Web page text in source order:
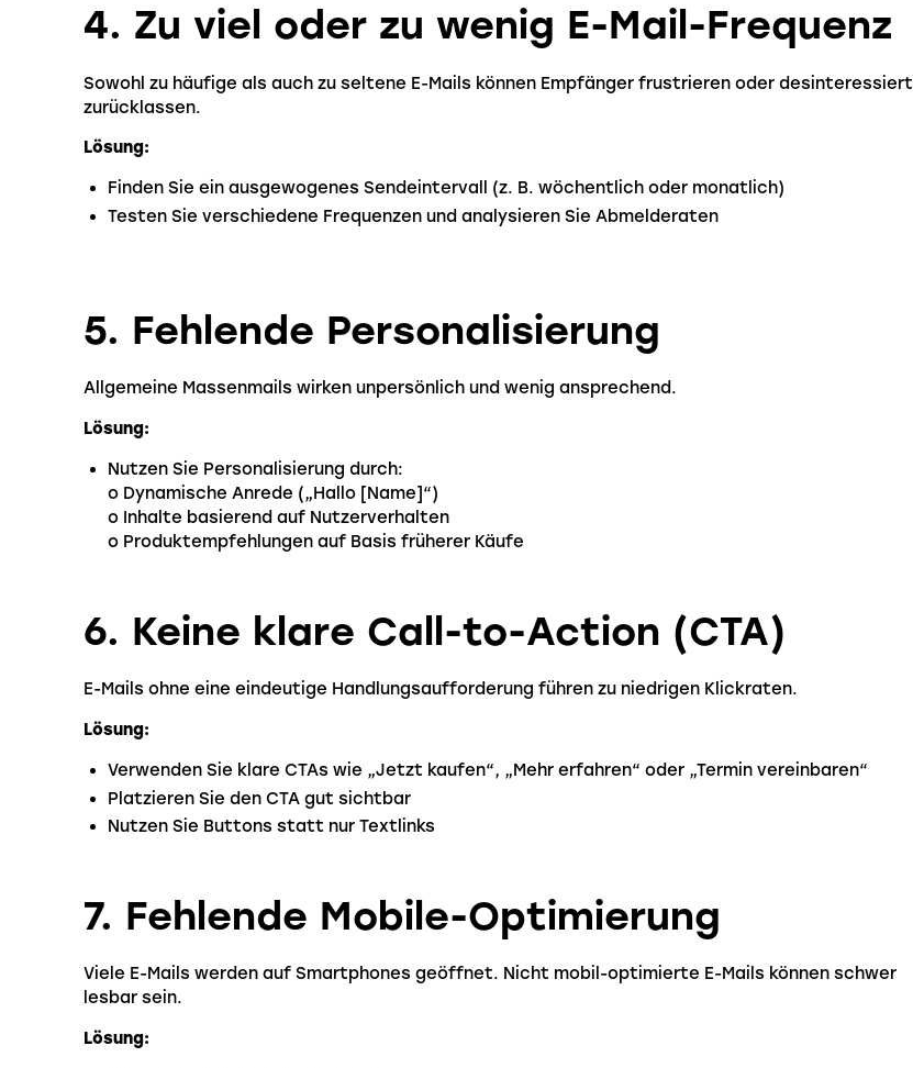
4. Zu viel oder zu wenig E-Mail-Frequenz
Sowohl zu häufige als auch zu seltene E-Mails können Empfänger frustrieren oder desinteressiert
zurücklassen.
Lösung:
Finden Sie ein ausgewogenes Sendeintervall (z. B. wöchentlich oder monatlich)
Testen Sie verschiedene Frequenzen und analysieren Sie Abmelderaten
5. Fehlende Personalisierung
Allgemeine Massenmails wirken unpersönlich und wenig ansprechend.
Lösung:
Nutzen Sie Personalisierung durch:
o Dynamische Anrede („Hallo [Name]“)
o Inhalte basierend auf Nutzerverhalten
o Produktempfehlungen auf Basis früherer Käufe
6. Keine klare Call-to-Action (CTA)
E-Mails ohne eine eindeutige Handlungsaufforderung führen zu niedrigen Klickraten.
Lösung:
Verwenden Sie klare CTAs wie „Jetzt kaufen“, „Mehr erfahren“ oder „Termin vereinbaren“
Platzieren Sie den CTA gut sichtbar
Nutzen Sie Buttons statt nur Textlinks
7. Fehlende Mobile-Optimierung
Viele E-Mails werden auf Smartphones geöffnet. Nicht mobil-optimierte E-Mails können schwer
lesbar sein.
Lösung: